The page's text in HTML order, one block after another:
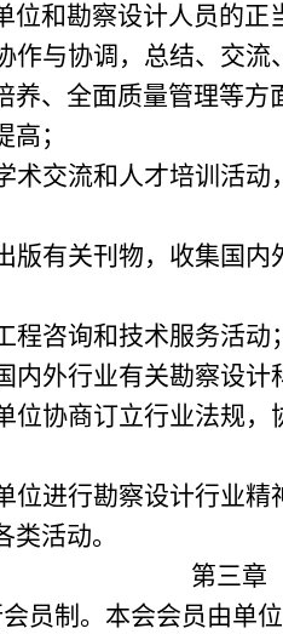
位和勘察设计人员的正
作与协调，总结、交
养、全面质量管理等
；
术交流和人才培训活
版有关刊物，收集国
程咨询和技术服务活动
内外行业有关勘察设
位协商订立行业法规
位进行勘察设计行业
活动。
第三章
员制。本会会员由单